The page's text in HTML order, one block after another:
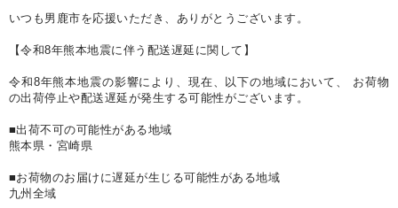
いつも男鹿市を応援いただき、ありがとうございます。
【令和8年熊本地震に伴う配送遅延に関して】
令和8年熊本地震の影響により、現在、以下の地域において、 お荷物
の出荷停止や配送遅延が発生する可能性がございます。
■出荷不可の可能性がある地域
熊本県・宮崎県
■お荷物のお届けに遅延が生じる可能性がある地域
九州全域